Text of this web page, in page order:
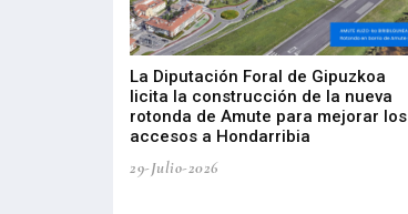
La Diputación Foral de Gipuzkoa
licita la construcción de la nueva
rotonda de Amute para mejorar los
accesos a Hondarribia
29-Julio-2026